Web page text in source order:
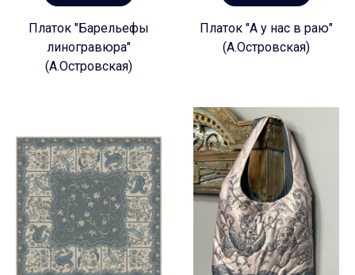
Платок "Барельефы
линогравюра"
(А.Островская)
Платок "А у нас в раю"
(А.Островская)